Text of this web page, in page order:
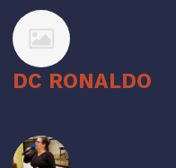
DC RONALDO